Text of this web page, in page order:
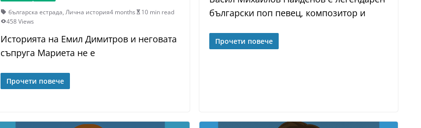
българска естрада,Лична история4 months
10 min read
458 Views
Историята на Емил Димитров и неговата
съпруга Мариета не е
Прочети повече
български поп певец, композитор и
Прочети повече